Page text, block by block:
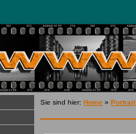
Sie sind hier:Home »Portrait